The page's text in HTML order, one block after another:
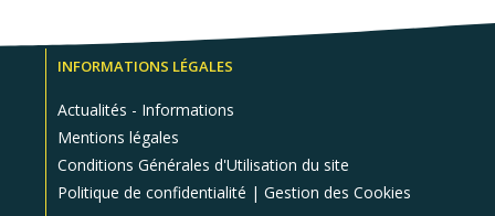
INFORMATIONS LÉGALES
Actualités - Informations
Mentions légales
Conditions Générales d'Utilisation du site
Politique de confidentialité | Gestion des Cookies